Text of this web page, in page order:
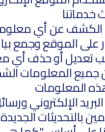
البريد الإلكتروني